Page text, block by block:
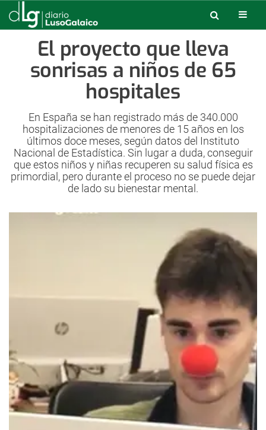
El proyecto que lleva
sonrisas a niños de 65
hospitales
En España se han registrado más de 340.000
hospitalizaciones de menores de 15 años en los
últimos doce meses, según datos del Instituto
Nacional de Estadística. Sin lugar a duda, conseguir
que estos niños y niñas recuperen su salud física es
primordial, pero durante el proceso no se puede dejar
de lado su bienestar mental.